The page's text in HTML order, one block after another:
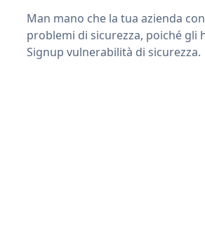
Man mano che la tua azienda
problemi di sicurezza, poiché
Signup vulnerabilità di sicurezza.